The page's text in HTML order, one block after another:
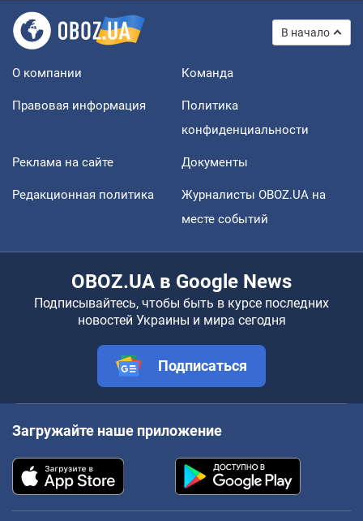
В начало
О компании Команда
Правовая информация
Политика
конфиденциальности
Реклама на сайте Документы
Редакционная политика
Журналисты OBOZ.UA на
месте событий
OBOZ.UA в Google News
Подписывайтесь, чтобы быть в курсе последних
новостей Украины и мира сегодня
Подписаться
Загружайте наше приложение